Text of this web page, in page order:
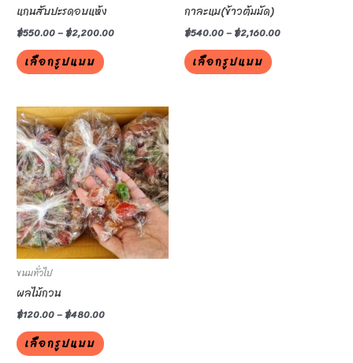
แกนสับปะรดอบแห้ง
฿550.00–฿2,200.00
เลือกรูปแบบ
chosen
on
product
กาละแม(ข้าวต้มมัด)
฿540.00–฿2,160.00
เลือกรูปแบบ
chosen
on
product
ขนมทั่วไป
ผลไม้กวน
฿120.00–฿480.00
เลือกรูปแบบ
This
product
has
multiple
variants.
The
options
may
on
product